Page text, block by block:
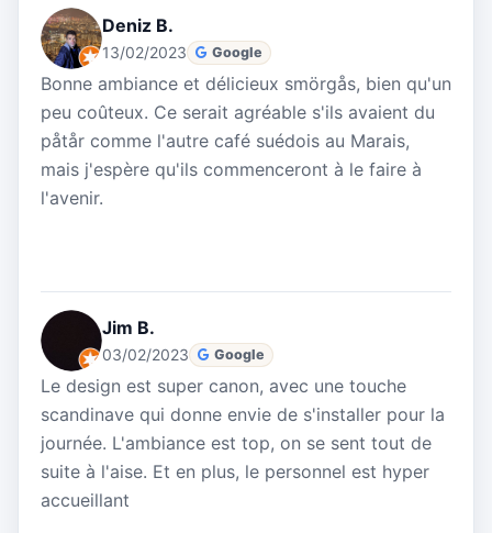
Deniz B.
13/02/2023 Google
Bonne ambiance et délicieux smörgås, bien qu'un
peu coûteux. Ce serait agréable s'ils avaient du
påtår comme l'autre café suédois au Marais,
mais j'espère qu'ils commenceront à le faire à
l'avenir.
Jim B.
03/02/2023 Google
Le design est super canon, avec une touche
scandinave qui donne envie de s'installer pour la
journée. L'ambiance est top, on se sent tout de
suite à l'aise. Et en plus, le personnel est hyper
accueillant